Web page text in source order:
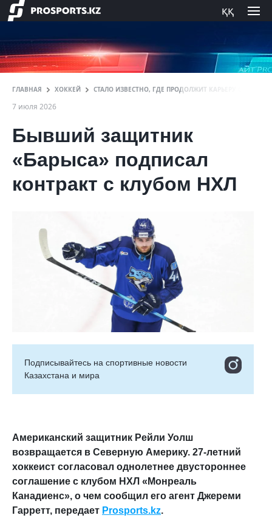
ққ
ГЛАВНАЯ ХОККЕЙ СТАЛО ИЗВЕСТНО, ГДЕ ПРОДОЛЖИТ КАРЬЕРУ
7 июля 2026
Бывший защитник
«Барыса» подписал
контракт с клубом НХЛ
Подписывайтесь на cпортивные новости
Казахстана и мира
Американский защитник Рейли Уолш
возвращается в Северную Америку. 27-летний
хоккеист согласовал однолетнее двустороннее
соглашение с клубом НХЛ «Монреаль
Канадиенс», о чем сообщил его агент Джереми
Гарретт, передает Prosports.kz.